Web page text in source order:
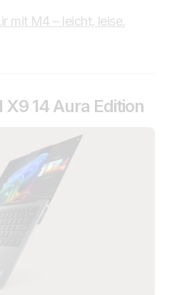
mit M4 – leicht, leise,
14 Aura Edition